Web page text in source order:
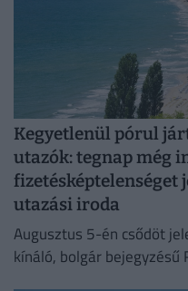
Kegyetlenül pórul
utazók: tegnap még
fizetésképtelenséget
utazási iroda
Augusztus 5-én csődöt
kínáló, bolgár bejegyzésű